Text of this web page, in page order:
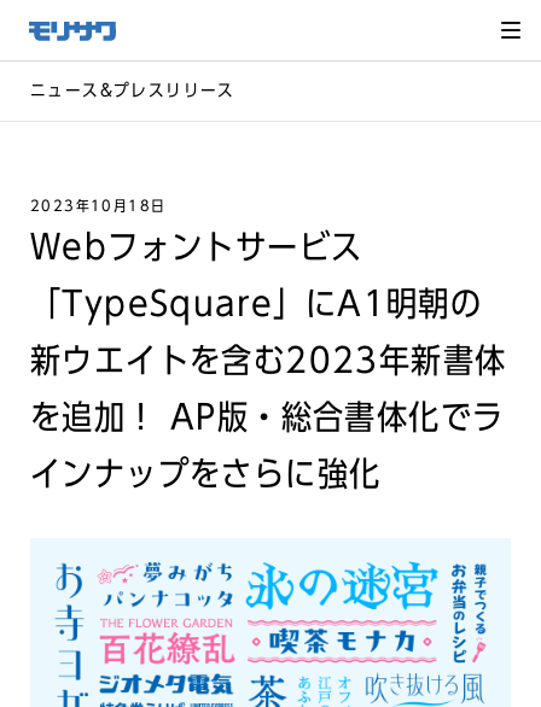
メ
ニュー
飛ばし
へ移動
ニュース&プレスリリース
2023年10月18日
Webフォントサービス
「TypeSquare」にA1明朝の
新ウエイトを含む2023年新書体
を追加！ AP版・総合書体化でラ
インナップをさらに強化